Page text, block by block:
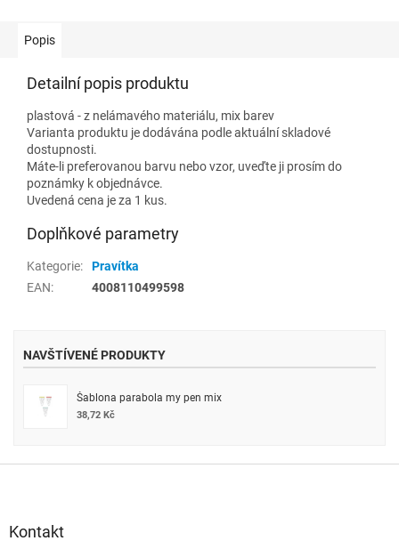
Popis
Detailní popis produktu
plastová - z nelámavého materiálu, mix barev
Varianta produktu je dodávána podle aktuální skladové
dostupnosti.
Máte-li preferovanou barvu nebo vzor, uveďte ji prosím do
poznámky k objednávce.
Uvedená cena je za 1 kus.
Doplňkové parametry
Kategorie:
Pravítka
EAN: 4008110499598
NAVŠTÍVENÉ PRODUKTY
Šablona parabola my pen mix
38,72 Kč
Kontakt